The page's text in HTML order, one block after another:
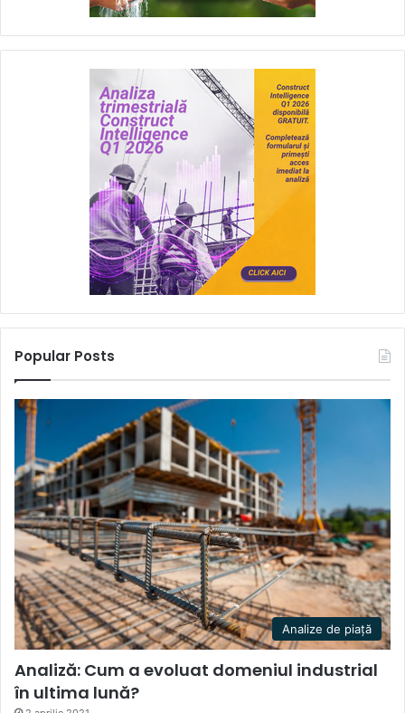
Popular Posts
Analize de piață
Analiză: Cum a evoluat domeniul industrial
în ultima lună?